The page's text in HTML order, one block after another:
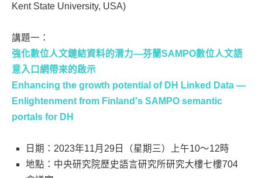
Kent State University, USA)
講題一：
強化數位人文鏈結資料的潛力—芬蘭SAMPO數位人文語
意入口網帶來的啟示
Enhancing the growth potential of DH Linked Data —
Enlightenment from Finland′s SAMPO semantic
portals for DH
日期：2023年11月29日（星期三）上午10～12時
地點：中央研究院歷史語言研究所研究大樓七樓704